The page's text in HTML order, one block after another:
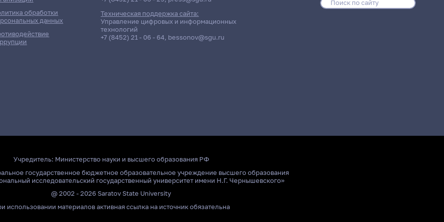
/ Дисциплина Группа / Подразделение
обработки
данных
Техническая поддержка сайта:
Управление цифровых и информационных
технологий
+7 (8452) 21 - 06 - 64, bessonov@sgu.ru
Учредитель: Министерство науки и высшего образования РФ
государственное бюджетное образовательное учреждение высшего образования
исследовательский государственный университет имени Н.Г. Чернышевского»
@ 2002 - 2026 Saratov State University
использовании материалов активная ссылка на источник обязательна